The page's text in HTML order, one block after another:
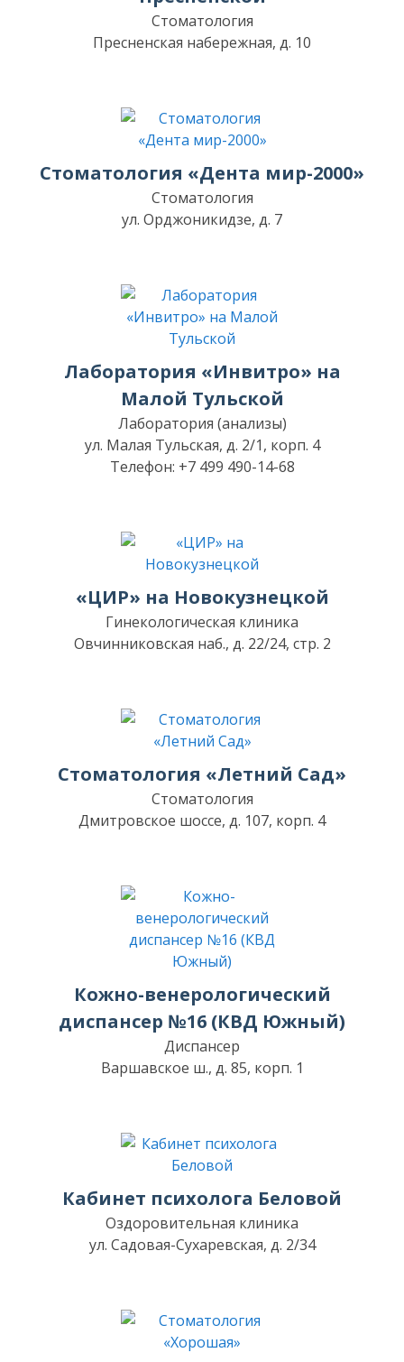
Стоматология
Пресненская набережная, д. 10
Стоматология «Дента мир-2000»
Стоматология
ул. Орджоникидзе, д. 7
Лаборатория «Инвитро» на
Малой Тульской
Лаборатория (анализы)
ул. Малая Тульская, д. 2/1, корп. 4
Телефон: +7 499 490-14-68
«ЦИР» на Новокузнецкой
Гинекологическая клиника
Овчинниковская наб., д. 22/24, стр. 2
Стоматология «Летний Сад»
Стоматология
Дмитровское шоссе, д. 107, корп. 4
Кожно-венерологический
диспансер №16 (КВД Южный)
Диспансер
Варшавское ш., д. 85, корп. 1
Кабинет психолога Беловой
Оздоровительная клиника
ул. Садовая-Сухаревская, д. 2/34